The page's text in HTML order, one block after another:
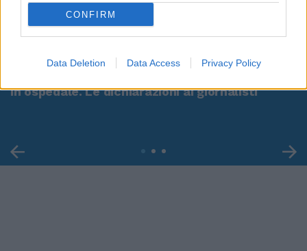
CONFIRM
Data Deletion Data Access Privacy Policy
00:00 01:16
in ospedale. Le dichiarazioni ai giornalisti